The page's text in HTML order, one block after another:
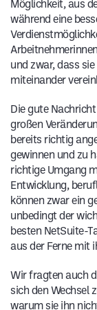
Möglichkeit, aus
während eine
und zwar, dass
miteinander
Die gute
großen
bereits richtig
gewinnen und zu
richtige Umgang
Entwicklung,
können zwar ein
unbedingt der
besten NetSuite-
aus der Ferne mit
Wir fragten auch
sich den Wechsel
warum sie ihn